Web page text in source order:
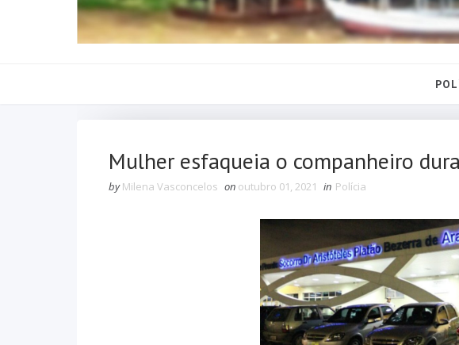
Mulher esfaqueia o companheiro
by Milena Vasconcelos on outubro 01, 2021 in Polícia